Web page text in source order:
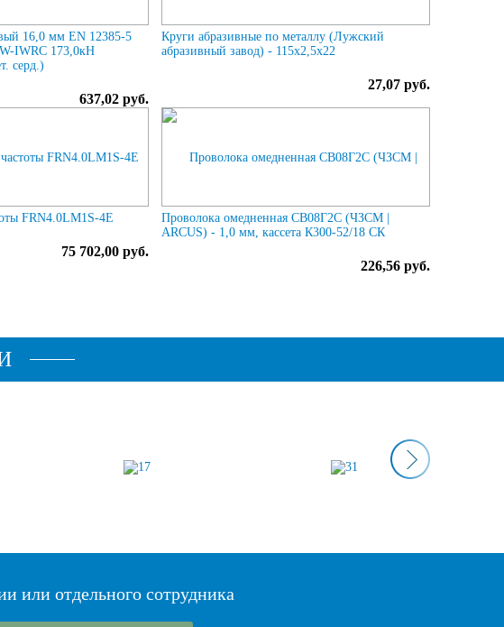
16,0 мм EN 12385-5
IWRC 173,0кН
серд.)
637,02 руб.
Круги абразивные по металлу (Лужский
абразивный завод) - 115х2,5х22
27,07 руб.
FRN4.0LM1S-4E
75 702,00 руб.
Проволока омедненная СВ08Г2С (ЧЗСМ |
ARCUS) - 1,0 мм, кассета К300-52/18 СК
226,56 руб.
или отдельного сотрудника